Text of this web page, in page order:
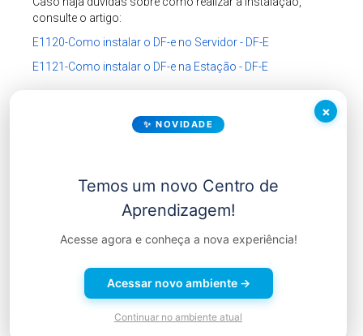
×
✨ NOVIDADE
Temos um novo Centro de
Aprendizagem!
Acesse agora e conheça a nova experiência!
Acessar novo ambiente →
Continuar no ambiente atual
consulte o artigo:
E1120-Como instalar o DF-e no Servidor - DF-E
E1121-Como instalar o DF-e na Estação - DF-E
Suporte Chat Suporte Remoto